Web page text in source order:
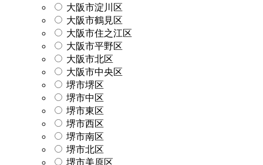
大阪市淀川区
大阪市鶴見区
大阪市住之江区
大阪市平野区
大阪市北区
大阪市中央区
堺市堺区
堺市中区
堺市東区
堺市西区
堺市南区
堺市北区
堺市美原区